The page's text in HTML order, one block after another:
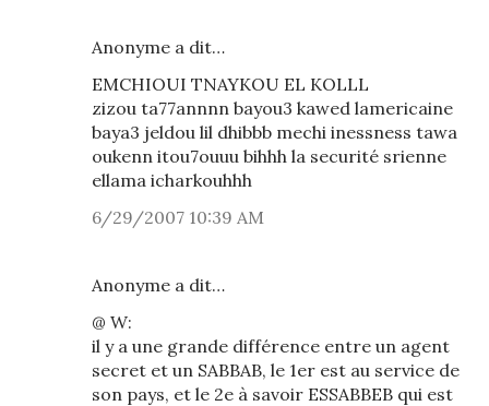
Anonyme a dit…
EMCHIOUI TNAYKOU EL KOLLL
zizou ta77annnn bayou3 kawed lamericaine
baya3 jeldou lil dhibbb mechi inessness tawa
oukenn itou7ouuu bihhh la securité srienne
ellama icharkouhhh
6/29/2007 10:39 AM
Anonyme a dit…
@ W:
il y a une grande différence entre un agent
secret et un SABBAB, le 1er est au service de
son pays, et le 2e à savoir ESSABBEB qui est